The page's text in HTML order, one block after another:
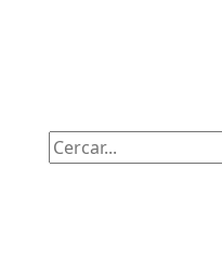
Cercar: